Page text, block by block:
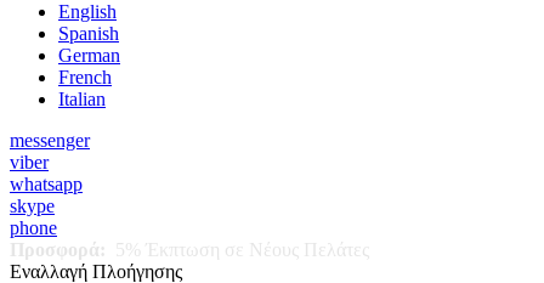
English
Spanish
German
French
Italian
messenger
viber
whatsapp
skype
phone
Προσφορά:
5% Έκπτωση σε Νέους Πελάτες
Εναλλαγή Πλοήγησης